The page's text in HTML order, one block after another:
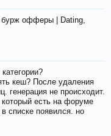
бурж офферы | Dating,
кеш? После удаления
генерация не происходит.
есть на форуме
списке появился. но